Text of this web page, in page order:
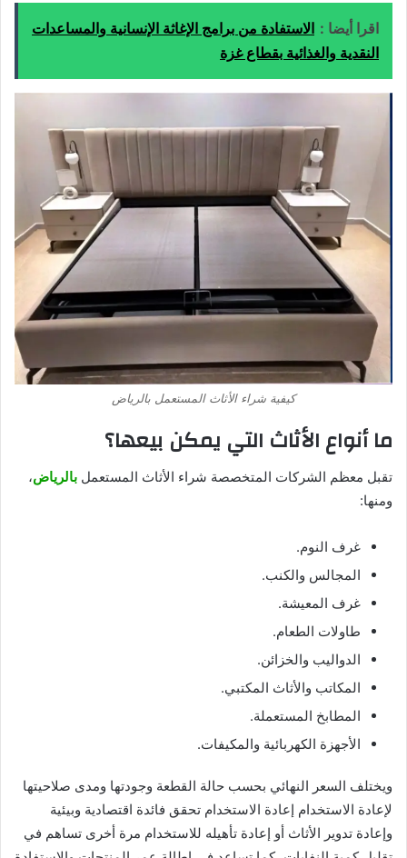
اقرا أيضا : الاستفادة من برامج الإغاثة الإنسانية والمساعدات
النقدية والغذائية بقطاع غزة
كيفية شراء الأثاث المستعمل بالرياض
ما أنواع الأثاث التي يمكن بيعها؟
تقبل معظم الشركات المتخصصة شراء الأثاث المستعمل بالرياض،
ومنها:
غرف النوم.
المجالس والكنب.
غرف المعيشة.
طاولات الطعام.
الدواليب والخزائن.
المكاتب والأثاث المكتبي.
المطابخ المستعملة.
الأجهزة الكهربائية والمكيفات.
ويختلف السعر النهائي بحسب حالة القطعة وجودتها ومدى صلاحيتها
لإعادة الاستخدام إعادة الاستخدام تحقق فائدة اقتصادية وبيئية
وإعادة تدوير الأثاث أو إعادة تأهيله للاستخدام مرة أخرى تساهم في